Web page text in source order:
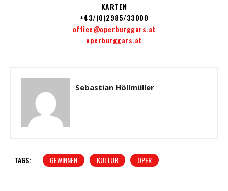
KARTEN
+43/(0)2985/33000
office@operburggars.at
operburggars.at
Sebastian Höllmüller
TAGS: GEWINNEN KULTUR OPER